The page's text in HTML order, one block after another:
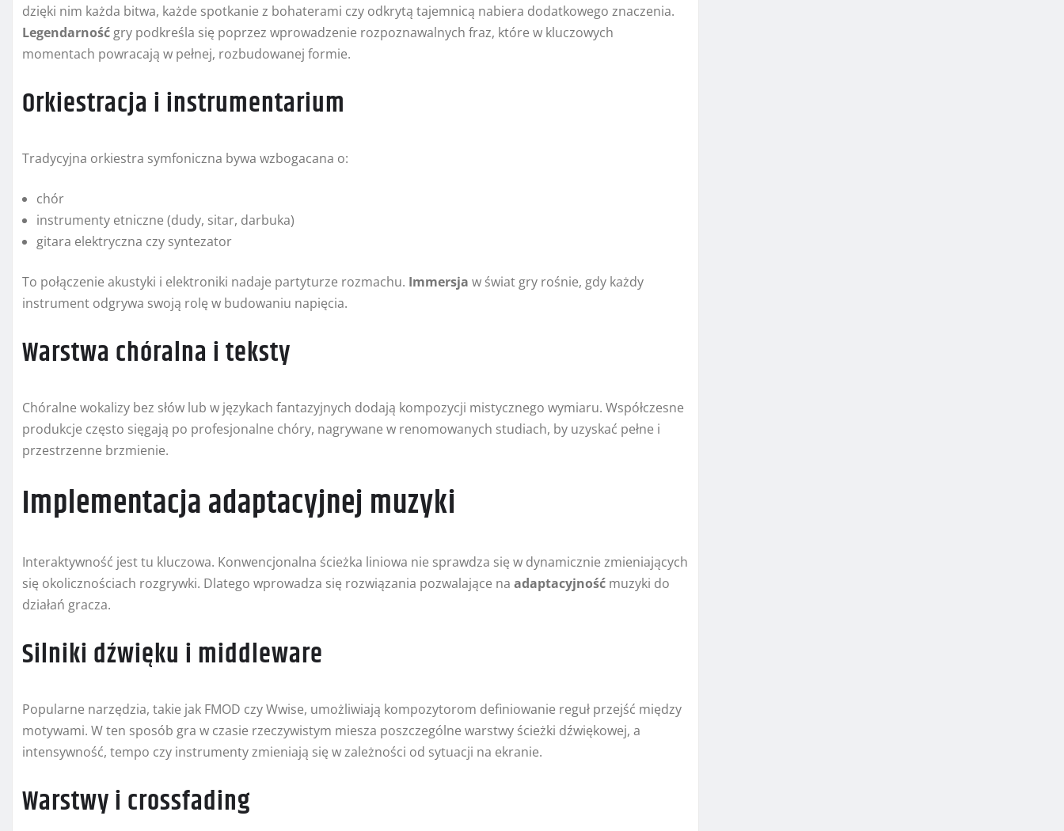
dzięki nim każda bitwa, każde spotkanie z bohaterami czy odkrytą tajemnicą nabiera dodatkowego znaczenia.
Legendarność gry podkreśla się poprzez wprowadzenie rozpoznawalnych fraz, które w kluczowych
momentach powracają w pełnej, rozbudowanej formie.
Orkiestracja i instrumentarium
Tradycyjna orkiestra symfoniczna bywa wzbogacana o:
chór
instrumenty etniczne (dudy, sitar, darbuka)
gitara elektryczna czy syntezator
To połączenie akustyki i elektroniki nadaje partyturze rozmachu. Immersja w świat gry rośnie, gdy każdy
instrument odgrywa swoją rolę w budowaniu napięcia.
Warstwa chóralna i teksty
Chóralne wokalizy bez słów lub w językach fantazyjnych dodają kompozycji mistycznego wymiaru. Współczesne
produkcje często sięgają po profesjonalne chóry, nagrywane w renomowanych studiach, by uzyskać pełne i
przestrzenne brzmienie.
Implementacja adaptacyjnej muzyki
Interaktywność jest tu kluczowa. Konwencjonalna ścieżka liniowa nie sprawdza się w dynamicznie zmieniających
się okolicznościach rozgrywki. Dlatego wprowadza się rozwiązania pozwalające na adaptacyjność muzyki do
działań gracza.
Silniki dźwięku i middleware
Popularne narzędzia, takie jak FMOD czy Wwise, umożliwiają kompozytorom definiowanie reguł przejść między
motywami. W ten sposób gra w czasie rzeczywistym miesza poszczególne warstwy ścieżki dźwiękowej, a
intensywność, tempo czy instrumenty zmieniają się w zależności od sytuacji na ekranie.
Warstwy i crossfading